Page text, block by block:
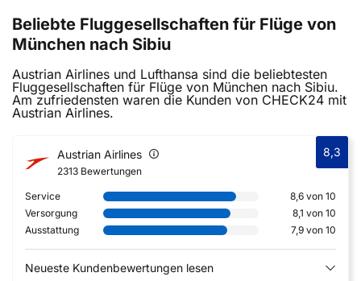
Beliebte Fluggesellschaften für Flüge von
München nach Sibiu
Austrian Airlines und Lufthansa sind die beliebtesten
Fluggesellschaften für Flüge von München nach Sibiu.
Am zufriedensten waren die Kunden von CHECK24 mit
Austrian Airlines.
Austrian Airlines
2313 Bewertungen
8,3
Service
8,6 von 10
Versorgung
8,1 von 10
Ausstattung
7,9 von 10
Neueste Kundenbewertungen lesen